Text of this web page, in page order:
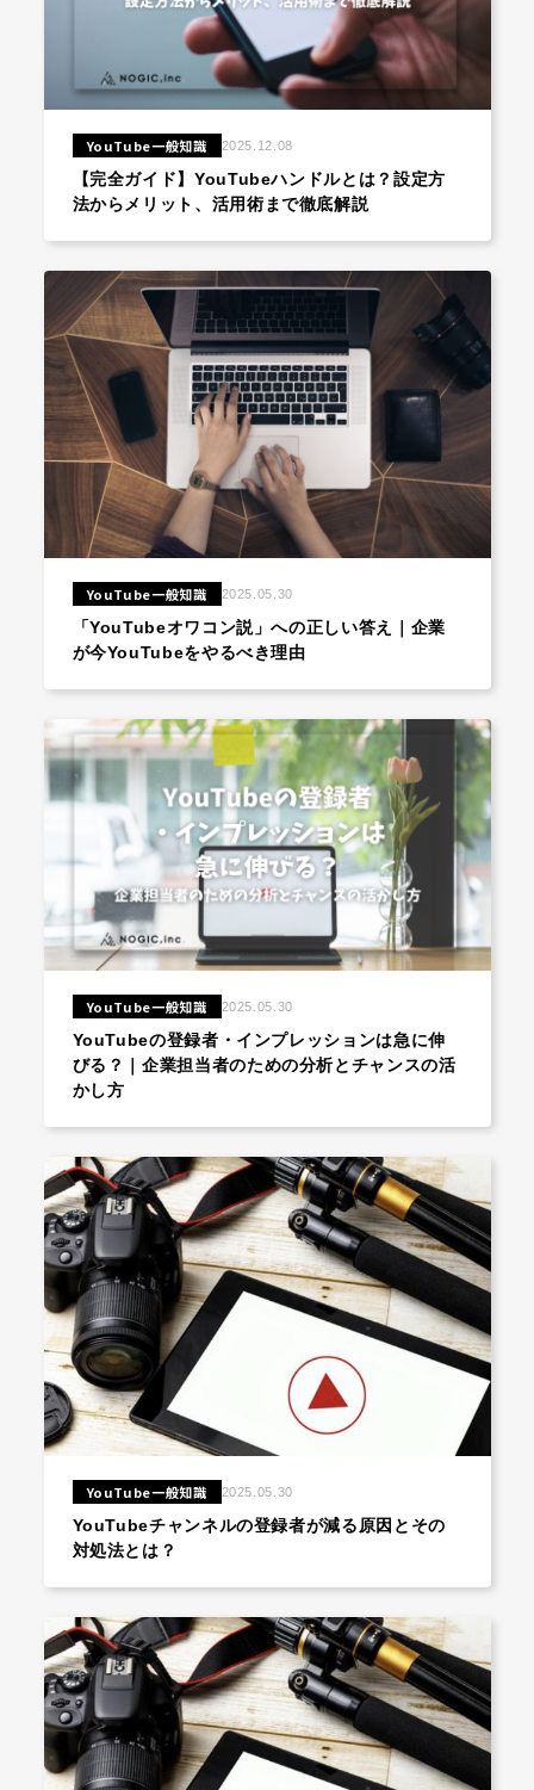
YouTube一般知識 2025.12.08
【完全ガイド】YouTubeハンドルとは？設定方
法からメリット、活用術まで徹底解説
YouTube一般知識 2025.05.30
「YouTubeオワコン説」への正しい答え｜企業
が今YouTubeをやるべき理由
YouTube一般知識 2025.05.30
YouTubeの登録者・インプレッションは急に伸
びる？｜企業担当者のための分析とチャンスの活
かし方
YouTube一般知識 2025.05.30
YouTubeチャンネルの登録者が減る原因とその
対処法とは？